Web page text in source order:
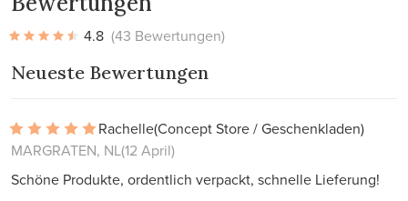
4.8 (43 Bewertungen)
Neueste Bewertungen
Rachelle(Concept Store / Geschenkladen)
MARGRATEN, NL(12 April)
Schöne Produkte, ordentlich verpackt, schnelle Lieferung!